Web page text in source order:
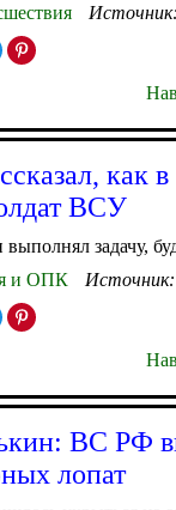
Источник:
как
ВСУ
задачу,
и ОПК Источник:
ВС РФ
лопат